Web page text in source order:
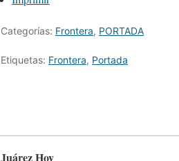
Categorías: Frontera, PORTADA
Etiquetas: Frontera, Portada
Juárez Hoy